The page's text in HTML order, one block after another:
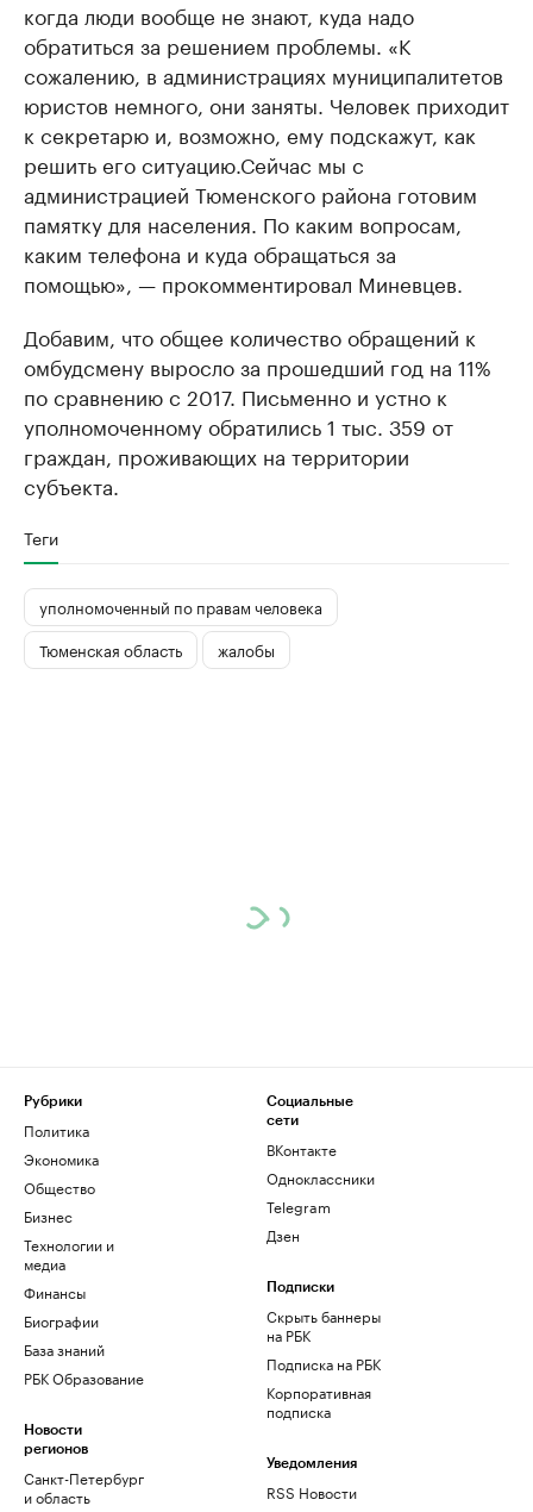
когда люди вообще не знают, куда надо
обратиться за решением проблемы. «К
сожалению, в администрациях муниципалитетов
юристов немного, они заняты. Человек приходит
к секретарю и, возможно, ему подскажут, как
решить его ситуацию.Сейчас мы с
администрацией Тюменского района готовим
памятку для населения. По каким вопросам,
каким телефона и куда обращаться за
помощью», — прокомментировал Миневцев.
Добавим, что общее количество обращений к
омбудсмену выросло за прошедший год на 11%
по сравнению с 2017. Письменно и устно к
уполномоченному обратились 1 тыс. 359 от
граждан, проживающих на территории
субъекта.
Теги
уполномоченный по правам человека
Тюменская область
жалобы
Рубрики
Политика
Экономика
Общество
Бизнес
Технологии и
медиа
Финансы
Биографии
База знаний
РБК Образование
Новости
регионов
Санкт-Петербург
и область
Социальные
сети
ВКонтакте
Одноклассники
Telegram
Дзен
Подписки
Скрыть баннеры
на РБК
Подписка на РБК
Корпоративная
подписка
Уведомления
RSS Новости